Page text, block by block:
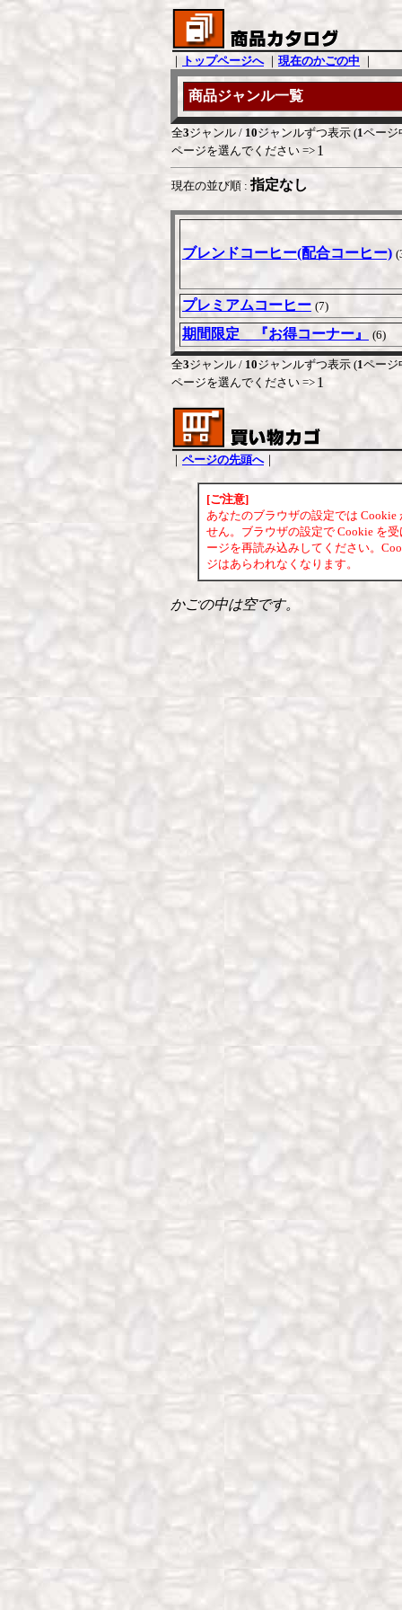
｜ トップページへ｜ 現在のかごの中 ｜
商品ジャンル一覧
全3ジャンル / 10ジャンルずつ表示 (1ペー
ページを選んでください => 1
現在の並び順 : 指定なし
ブレンドコーヒー(配合コーヒー)
プレミアムコーヒー (7)
期間限定 『お得コーナー』 (6)
全3ジャンル / 10ジャンルずつ表示 (1ペー
ページを選んでください => 1
｜ ページの先頭へ｜
[ご注意]
あなたのブラウザの設定では
せん。ブラウザの設定で Cookie を
ージを再読み込みしてください。
ジはあらわれなくなります。
かごの中は空です。